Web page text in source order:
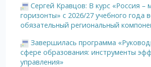
Сергей Кравцов: В курс «Россия –
горизонты» с 2026/27 учебного года
обязательный региональный
Завершилась программа
сфере образования: инструменты
управления»